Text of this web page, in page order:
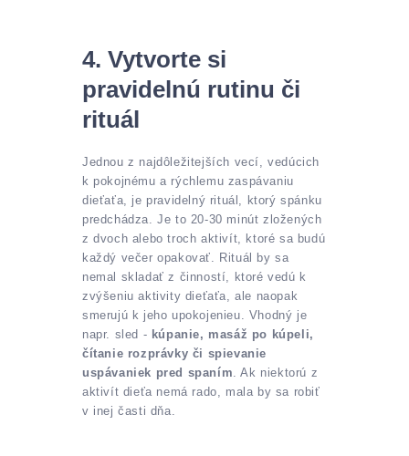
4. Vytvorte si
pravidelnú rutinu či
rituál
Jednou z najdôležitejších vecí, vedúcich
k pokojnému a rýchlemu zaspávaniu
dieťaťa, je pravidelný rituál, ktorý spánku
predchádza. Je to 20-30 minút zložených
z dvoch alebo troch aktivít, ktoré sa budú
každý večer opakovať. Rituál by sa
nemal skladať z činností, ktoré vedú k
zvýšeniu aktivity dieťaťa, ale naopak
smerujú k jeho upokojenieu. Vhodný je
napr. sled - kúpanie, masáž po kúpeli,
čítanie rozprávky či spievanie
uspávaniek pred spaním . Ak niektorú z
aktivít dieťa nemá rado, mala by sa robiť
v inej časti dňa.